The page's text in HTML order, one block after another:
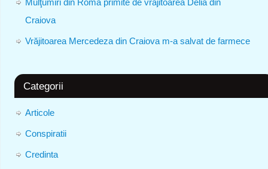
Craiova
Vrăjitoarea Mercedeza din Craiova m-a salvat de farmece
Categorii
Articole
Conspiratii
Credinta